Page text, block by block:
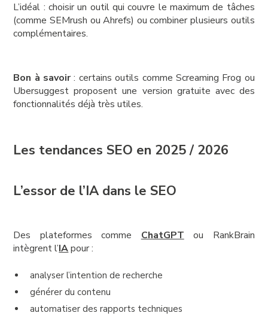
L’idéal : choisir un outil qui couvre le maximum de tâches
(comme SEMrush ou Ahrefs) ou combiner plusieurs outils
complémentaires.
Bon à savoir: certains outils comme Screaming Frog ou
Ubersuggest proposent une version gratuite avec des
fonctionnalités déjà très utiles.
Les tendances SEO en 2025 / 2026
L’essor de l’IA dans le SEO
Des plateformes comme ChatGPT ou RankBrain
intègrent l’IApour :
analyser l’intention de recherche
générer du contenu
automatiser des rapports techniques